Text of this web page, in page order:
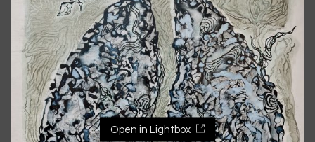
Open in Lightbox